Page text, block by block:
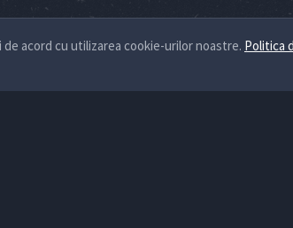
acord cu utilizarea cookie-urilor noastre. Politica